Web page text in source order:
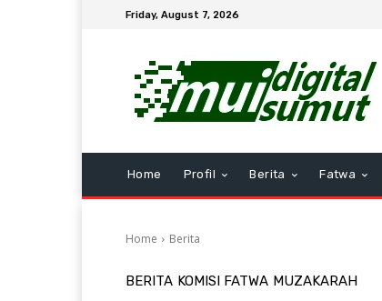
Friday, August 7, 2026
Home Profil Berita Fatwa
Home Berita
BERITA KOMISI FATWA MUZAKARAH